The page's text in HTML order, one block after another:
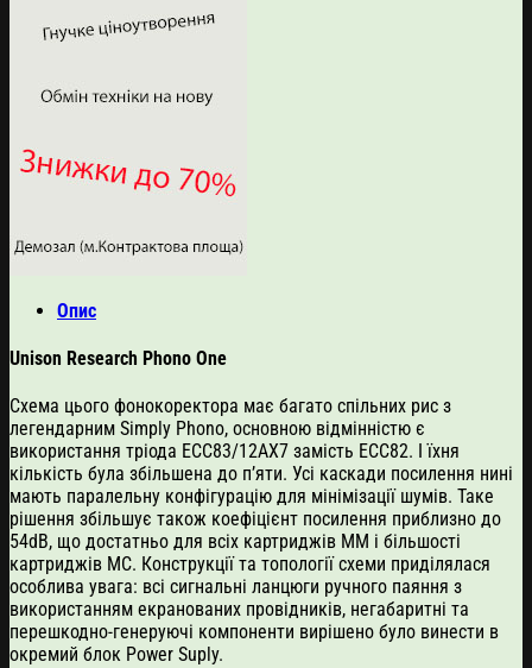
Опис
Unison Research Phono One
Схема цього фонокоректора має багато спільних рис з
легендарним Simply Phono, основною відмінністю є
використання тріода ECC83/12AX7 замість ЕСС82. І їхня
кількість була збільшена до п’яти. Усі каскади посилення нині
мають паралельну конфігурацію для мінімізації шумів. Таке
рішення збільшує також коефіцієнт посилення приблизно до
54dB, що достатньо для всіх картриджів ММ і більшості
картриджів MC. Конструкції та топології схеми приділялася
особлива увага: всі сигнальні ланцюги ручного паяння з
використанням екранованих провідників, негабаритні та
перешкодно-генеруючі компоненти вирішено було винести в
окремий блок Power Suply.